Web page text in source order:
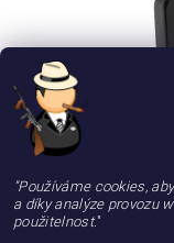
VLHKOMĚR PRO
"Používáme cookies,
a díky analýze provozu
použitelnost."